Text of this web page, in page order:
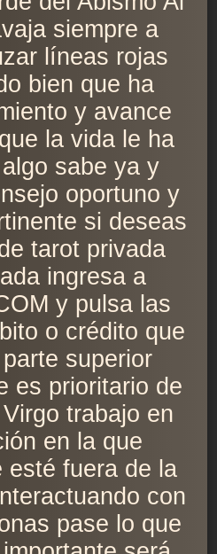
siempre a
líneas rojas
bien que ha
y avance
la vida le ha
sabe ya y
oportuno y
si deseas
tarot privada
ingresa a
y pulsa las
o crédito que
superior
es prioritario de
trabajo en
en la que
esté fuera de la
con
pase lo que